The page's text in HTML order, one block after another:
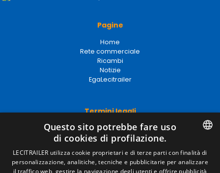
Pagine
Home
Rete commerciale
Ricambi
Notizie
EgaLecitrailer
Termini legali
Avviso legale
Politiche sulla privacy
Condizioni generali di vendita
Gestire i cookie
SPANISH
ENGLISH
Questo sito potrebbe fare uso
di cookies di profilazione.
LECITRAILER utilizza cookie proprietari e di terze parti con finalità di
personalizzazione, analitiche, tecniche e pubblicitarie per analizzare
il traffico web, gestire la navigazione degli utenti e offrire pubblicità